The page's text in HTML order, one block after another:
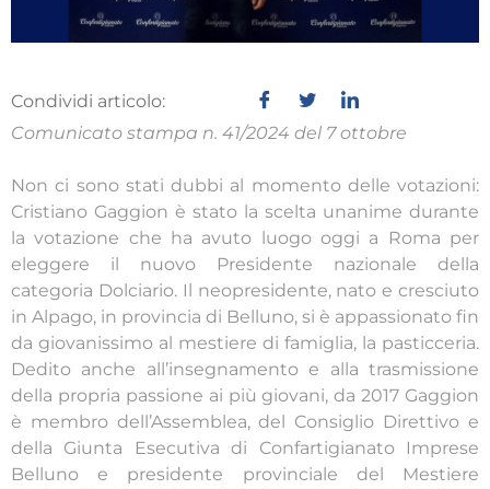
Condividi articolo:
Comunicato stampa n. 41/2024 del 7 ottobre
Non ci sono stati dubbi al momento delle votazioni:
Cristiano Gaggion è stato la scelta unanime durante
la votazione che ha avuto luogo oggi a Roma per
eleggere il nuovo Presidente nazionale della
categoria Dolciario. Il neopresidente, nato e cresciuto
in Alpago, in provincia di Belluno, si è appassionato fin
da giovanissimo al mestiere di famiglia, la pasticceria.
Dedito anche all’insegnamento e alla trasmissione
della propria passione ai più giovani, da 2017 Gaggion
è membro dell’Assemblea, del Consiglio Direttivo e
della Giunta Esecutiva di Confartigianato Imprese
Belluno e presidente provinciale del Mestiere